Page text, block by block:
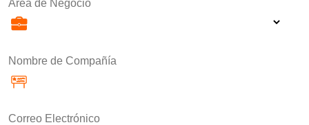
Área de Negocio
Nombre de Compañía
Correo Electrónico